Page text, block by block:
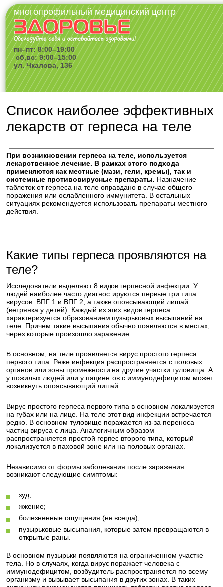
многопрофильный медицинский центр
пн–пт: 8:00–19:00
сб,вс: 9:00–15:00
ул. Чкалова, 136
Список наиболее эффективных
лекарств от герпеса на теле
При возникновении герпеса на теле, используется
лекарственное лечение. В рамках этого подхода
применяются как местные (мази, гели, кремы), так и
системные противовирусные препараты. Назначение
таблеток от герпеса на теле оправдано в случае общего
поражения или ослабленного иммунитета. В остальных
ситуациях рекомендуется использовать препараты местного
действия.
Какие типы герпеса проявляются на
теле?
Исследователи выделяют 8 видов герпесной инфекции. У
людей наиболее часто диагностируются первые три типа
вирусов: ВПГ 1 и ВПГ 2, а также опоясывающий лишай
(ветрянка у детей). Каждый из этих видов герпеса
характеризуется образованием пузырьковых высыпаний на
теле. Причем такие высыпания обычно появляются в местах,
через которые произошло заражение.
В основном, на теле проявляется вирус простого герпеса
первого типа. Реже инфекция распространяется с половых
органов или зоны промежности на другие участки туловища. А
у пожилых людей или у пациентов с иммунодефицитом может
возникнуть опоясывающий лишай.
Вирус простого герпеса первого типа в основном локализуется
на губах или на лице. На теле этот вид инфекции встречается
редко. В основном туловище поражается из-за переноса
частиц вируса с лица. Аналогичным образом
распространяется простой герпес второго типа, который
локализуется в паховой зоне или на половых органах.
Независимо от формы заболевания после заражения
возникают следующие симптомы:
зуд;
жжение;
болезненные ощущения (не всегда);
пузырьковые высыпания, которые затем превращаются в
открытые раны.
В основном пузырьки появляются на ограниченном участке
тела. Но в случаях, когда вирус поражает человека с
иммунодефицитом, возбудитель распространяется по всему
организму и вызывает высыпания в других зонах. В таких